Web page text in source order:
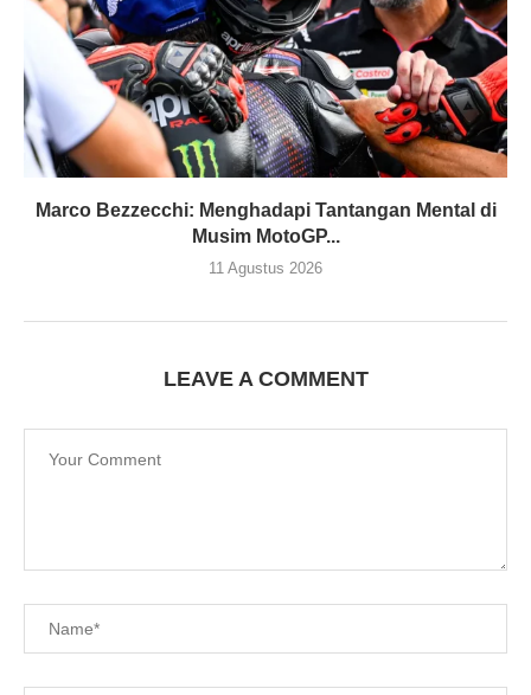
Marco Bezzecchi: Menghadapi Tantangan Mental di
Musim MotoGP...
11 Agustus 2026
LEAVE A COMMENT